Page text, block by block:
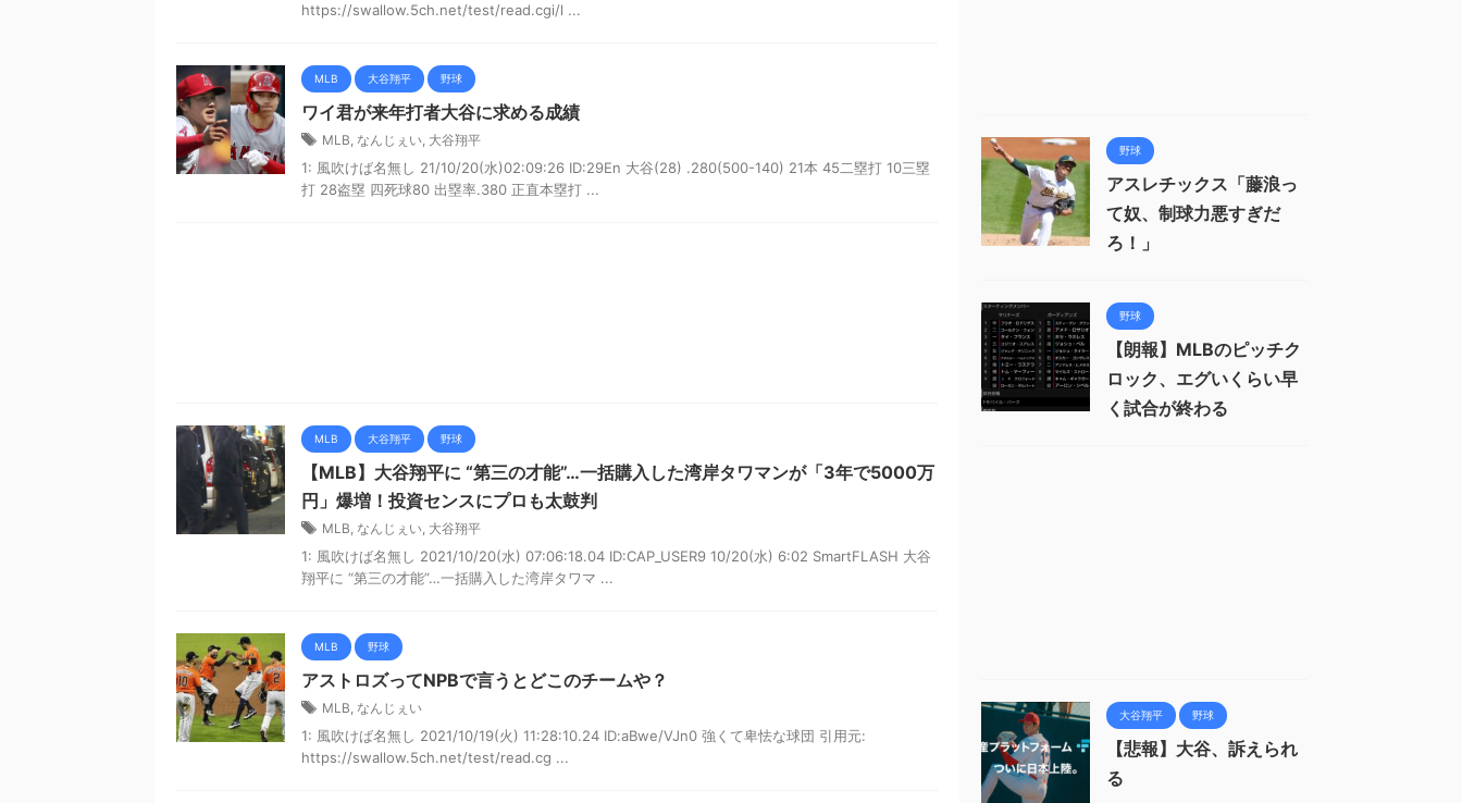
https://swallow.5ch.net/test/read.cgi/l ...
MLB 大谷翔平 野球
ワイ君が来年打者大谷に求める成績
MLB, なんじぇい, 大谷翔平
1: 風吹けば名無し 21/10/20(水)02:09:26 ID:29En 大谷(28) .280(500-140) 21本 45二塁打 10三塁
打 28盗塁 四死球80 出塁率.380 正直本塁打 ...
MLB 大谷翔平 野球
【MLB】大谷翔平に “第三の才能”…一括購入した湾岸タワマンが「3年で5000万
円」爆増！投資センスにプロも太鼓判
MLB, なんじぇい, 大谷翔平
1: 風吹けば名無し 2021/10/20(水) 07:06:18.04 ID:CAP_USER9 10/20(水) 6:02 SmartFLASH 大谷
翔平に “第三の才能”…一括購入した湾岸タワマ ...
MLB 野球
アストロズってNPBで言うとどこのチームや？
MLB, なんじぇい
1: 風吹けば名無し 2021/10/19(火) 11:28:10.24 ID:aBwe/VJn0 強くて卑怯な球団 引用元:
https://swallow.5ch.net/test/read.cg ...
野球
アスレチックス「藤浪っ
て奴、制球力悪すぎだ
ろ！」
野球
【朗報】MLBのピッチク
ロック、エグいくらい早
く試合が終わる
大谷翔平 野球
【悲報】大谷、訴えられ
る